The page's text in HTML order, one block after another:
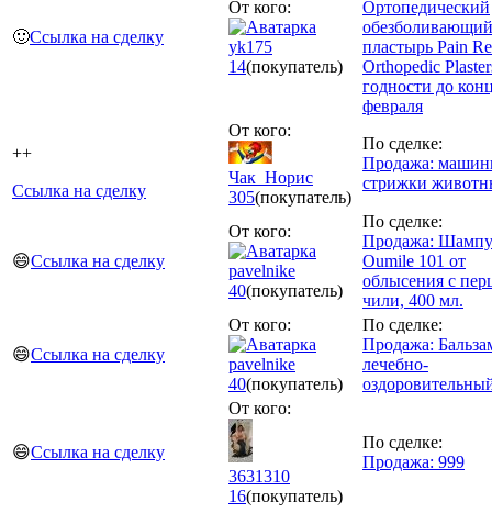
🙂Ссылка на сделку
От кого:
yk175
14(покупатель)
Ортопедический
обезболивающий
пластырь Pain
Orthopedic
годности до
февраля
++
Ссылка на сделку
От кого:
Чак_Норис
305(покупатель)
По сделке:
Продажа:
стрижки
😄Ссылка на сделку
От кого:
pavelnike
40(покупатель)
По сделке:
Продажа:
Oumile 101 от
облысения с
чили, 400 мл.
😄Ссылка на сделку
От кого:
pavelnike
40(покупатель)
По сделке:
Продажа:
лечебно-
😄Ссылка на сделку
От кого:
3631310
16(покупатель)
По сделке:
Продажа: 999